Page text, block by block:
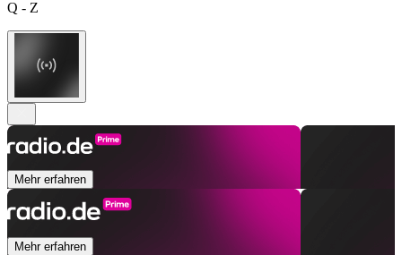
Q - Z
Mehr erfahren
Mehr erfahren